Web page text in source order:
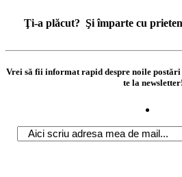
Ţi-a plăcut? Şi împarte cu
Vrei să fii informat rapid despre noile postări
te la newsletter!